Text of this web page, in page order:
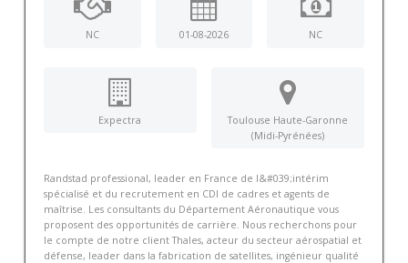
NC 01-08-2026 NC
Expectra
Toulouse Haute-Garonne
(Midi-Pyrénées)
Randstad professional, leader en France de l&#039;intérim
spécialisé et du recrutement en CDI de cadres et agents de
maîtrise. Les consultants du Département Aéronautique vous
proposent des opportunités de carrière. Nous recherchons pour
le compte de notre client Thales, acteur du secteur aérospatial et
défense, leader dans la fabrication de satellites, ingénieur qualité